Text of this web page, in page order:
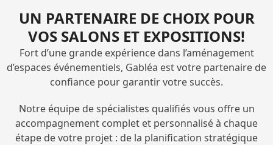
UN PARTENAIRE DE CHOIX POUR
VOS SALONS ET EXPOSITIONS!
Fort d’une grande expérience dans l’aménagement
d’espaces événementiels, Gabléa est votre partenaire de
confiance pour garantir votre succès.
Notre équipe de spécialistes qualifiés vous offre un
accompagnement complet et personnalisé à chaque
étape de votre projet : de la planification stratégique